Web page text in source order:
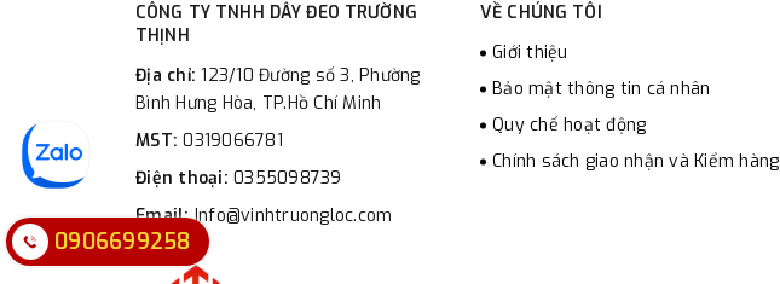
CÔNG TY TNHH DÂY ĐEO TRƯỜNG
THỊNH
Địa chỉ:123/10 Đường số 3, Phường
Bình Hưng Hòa, TP.Hồ Chí Minh
MST:0319066781
Điện thoại: 0355098739
Email:Info@vinhtruongloc.com
VỀ CHÚNG TÔI
Giới thiệu
Bảo mật thông tin cá nhân
Quy chế hoạt động
Chính sách giao nhận và Kiểm hàng
0906699258